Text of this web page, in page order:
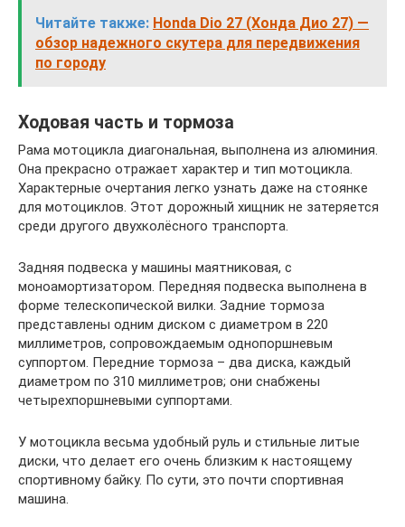
Читайте также: Honda Dio 27 (Хонда Дио 27) —
обзор надежного скутера для передвижения
по городу
Ходовая часть и тормоза
Рама мотоцикла диагональная, выполнена из алюминия.
Она прекрасно отражает характер и тип мотоцикла.
Характерные очертания легко узнать даже на стоянке
для мотоциклов. Этот дорожный хищник не затеряется
среди другого двухколёсного транспорта.
Задняя подвеска у машины маятниковая, с
моноамортизатором. Передняя подвеска выполнена в
форме телескопической вилки. Задние тормоза
представлены одним диском с диаметром в 220
миллиметров, сопровождаемым однопоршневым
суппортом. Передние тормоза – два диска, каждый
диаметром по 310 миллиметров; они снабжены
четырехпоршневыми суппортами.
У мотоцикла весьма удобный руль и стильные литые
диски, что делает его очень близким к настоящему
спортивному байку. По сути, это почти спортивная
машина.